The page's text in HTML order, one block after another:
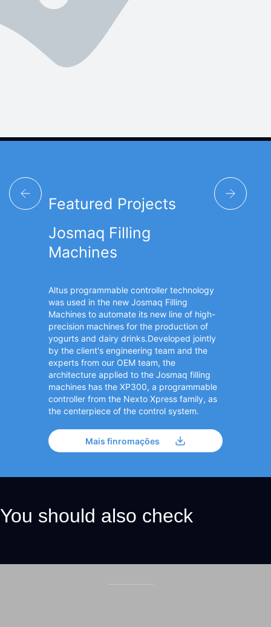
Featured Projects
Josmaq Filling
Machines
Altus programmable controller technology
was used in the new Josmaq Filling
Machines to automate its new line of high-
precision machines for the production of
yogurts and dairy drinks.Developed jointly
by the client's engineering team and the
experts from our OEM team, the
architecture applied to the Josmaq filling
machines has the XP300, a programmable
controller from the Nexto Xpress family, as
the centerpiece of the control system.
Mais finromações
You should also check